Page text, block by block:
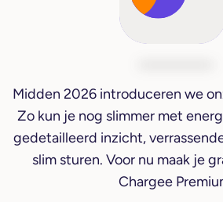
Midden 2026 introduceren we
Zo kun je nog slimmer met
gedetailleerd inzicht,
slim sturen. Voor nu maak je
Chargee